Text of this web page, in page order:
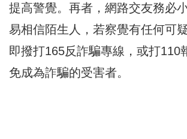
提高警覺。再者，網路交友務必
易相信陌生人， 若察覺有任何可
即撥打165反詐騙專線， 或打110
免成為詐騙的受害者。